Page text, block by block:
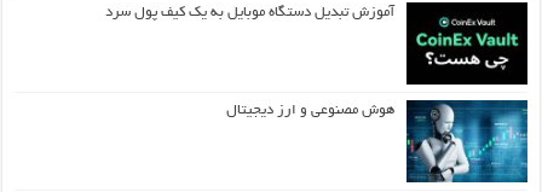
آموزش تبدیل دستگاه موبایل به یک کیف‌ پول سرد
هوش مصنوعی و ارز دیجیتال